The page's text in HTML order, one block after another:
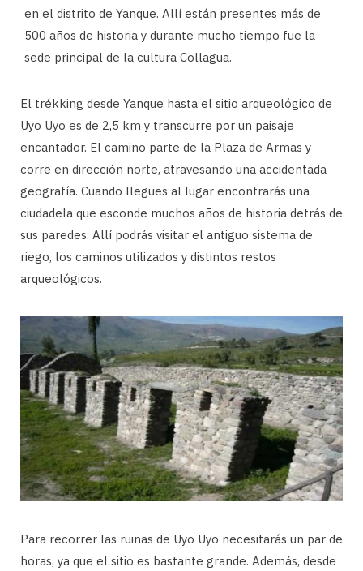
en el distrito de Yanque. Allí están presentes más de
500 años de historia y durante mucho tiempo fue la
sede principal de la cultura Collagua.
El trékking desde Yanque hasta el sitio arqueológico de
Uyo Uyo es de 2,5 km y transcurre por un paisaje
encantador. El camino parte de la Plaza de Armas y
corre en dirección norte, atravesando una accidentada
geografía. Cuando llegues al lugar encontrarás una
ciudadela que esconde muchos años de historia detrás de
sus paredes. Allí podrás visitar el antiguo sistema de
riego, los caminos utilizados y distintos restos
arqueológicos.
Para recorrer las ruinas de Uyo Uyo necesitarás un par de
horas, ya que el sitio es bastante grande. Además, desde